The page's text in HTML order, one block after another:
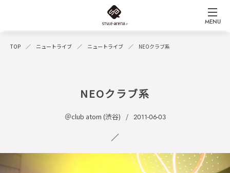
MENU
TOP ニュートライブ ニュートライブ NEOクラブ系
NEOクラブ系
＠club atom (渋谷) 2011-06-03